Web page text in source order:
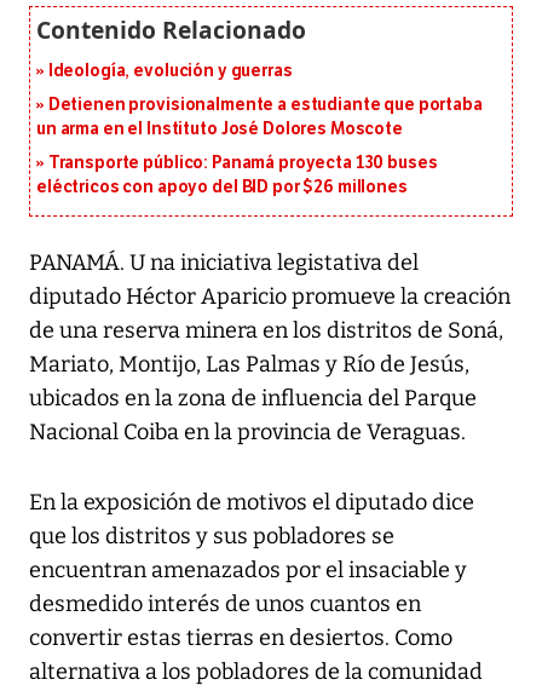
Ideología, evolución y guerras
Detienen provisionalmente a estudiante que portaba
un arma en el Instituto José Dolores Moscote
Transporte público: Panamá proyecta 130 buses
eléctricos con apoyo del BID por $26 millones
PANAMÁ. U na iniciativa legistativa del
diputado Héctor Aparicio promueve la creación
de una reserva minera en los distritos de Soná,
Mariato, Montijo, Las Palmas y Río de Jesús,
ubicados en la zona de influencia del Parque
Nacional Coiba en la provincia de Veraguas.
En la exposición de motivos el diputado dice
que los distritos y sus pobladores se
encuentran amenazados por el insaciable y
desmedido interés de unos cuantos en
convertir estas tierras en desiertos. Como
alternativa a los pobladores de la comunidad